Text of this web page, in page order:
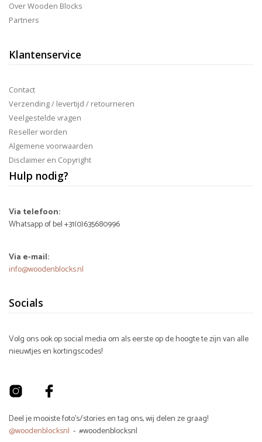
Over Wooden Blocks
Partners
Klantenservice
Contact
Verzending / levertijd / retourneren
Veelgestelde vragen
Reseller worden
Algemene voorwaarden
Disclaimer en Copyright
Hulp nodig?
Via telefoon:
Whatsapp of bel +31(0)635680996
Via e-mail:
info@woodenblocks.nl
Socials
Volg ons ook op social media om als eerste op de hoogte te zijn van alle
nieuwtjes en kortingscodes!
Deel je mooiste foto's/stories en tag ons, wij delen ze graag!
@woodenblocksnl - #woodenblocksnl